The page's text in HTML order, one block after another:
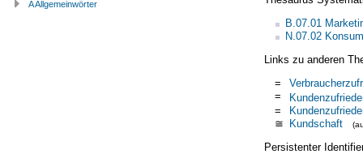
B.07.01
N.07.02
Links zu anderen
=
=
=
≅ Kundschaft
Persistenter
A Allgemeinwörter